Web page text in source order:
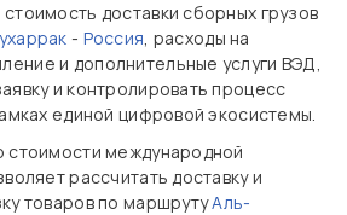
доставки сборных грузов
- Россия, расходы на
и дополнительные услуги ВЭД,
и контролировать процесс
единой цифровой экосистемы.
стоимости международной
рассчитать доставку и
товаров по маршрутуАль-